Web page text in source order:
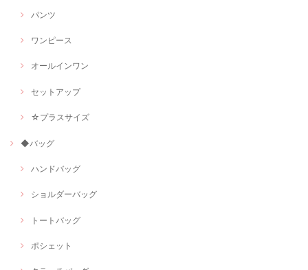
パンツ
ワンピース
オールインワン
セットアップ
☆プラスサイズ
◆バッグ
ハンドバッグ
ショルダーバッグ
トートバッグ
ポシェット